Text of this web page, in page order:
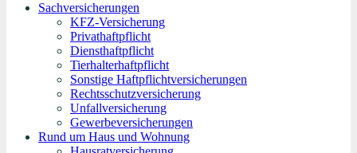
Sachversicherungen
KFZ-Versicherung
Privathaftpflicht
Diensthaftpflicht
Tierhalterhaftpflicht
Sonstige Haftpflichtversicherungen
Rechtsschutzversicherung
Unfallversicherung
Gewerbeversicherungen
Rund um Haus und Wohnung